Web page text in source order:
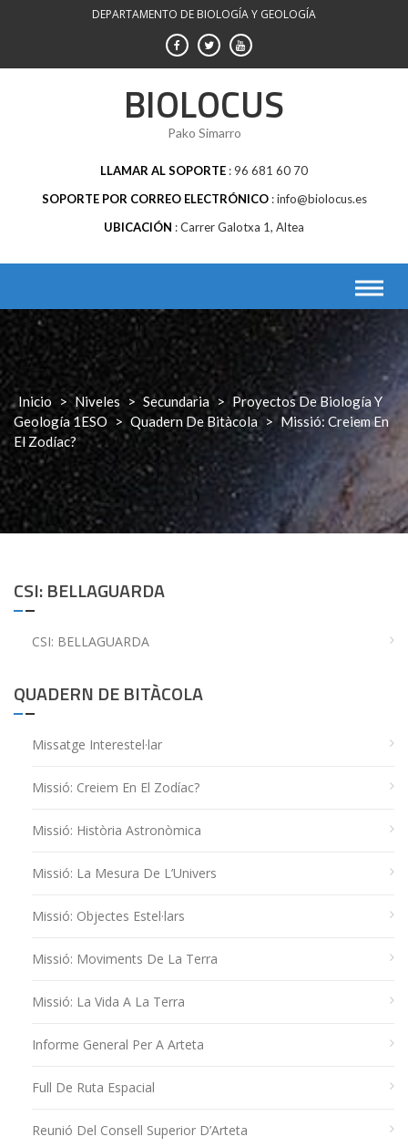
DEPARTAMENTO DE BIOLOGÍA Y GEOLOGÍA
BIOLOCUS
Pako Simarro
LLAMAR AL SOPORTE 96 681 60 70
SOPORTE POR CORREO ELECTRÓNICO info@biolocus.es
UBICACIÓN
Carrer Galotxa 1, Altea
Inicio > Niveles > Secundaria > Proyectos De Biología Y
Geología 1ESO
> Quadern De Bitàcola > Missió: Creiem En
El Zodíac?
CSI: BELLAGUARDA
CSI: BELLAGUARDA
QUADERN DE BITÀCOLA
Missatge Interestel·lar
Missió: Creiem En El Zodíac?
Missió: Història Astronòmica
Missió: La Mesura De L’Univers
Missió: Objectes Estel·lars
Missió: Moviments De La Terra
Missió: La Vida A La Terra
Informe General Per A Arteta
Full De Ruta Espacial
Reunió Del Consell Superior D’Arteta